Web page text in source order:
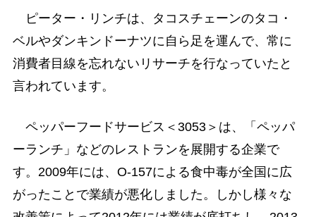
ピーター・リンチは、タコスチェーンのタコ・
ベルやダンキンドーナツに自ら足を運んで、常に
消費者目線を忘れないリサーチを行なっていたと
言われています。
ペッパーフードサービス＜3053＞は、「ペッパ
ーランチ」などのレストランを展開する企業で
す。2009年には、O-157による食中毒が全国に広
がったことで業績が悪化しました。しかし様々な